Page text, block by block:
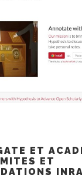
ET
ET
INRA